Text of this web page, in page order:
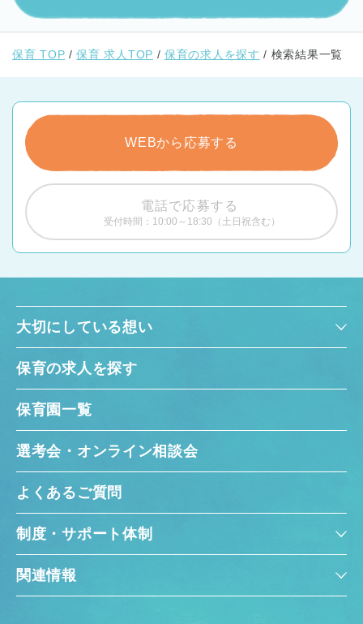
保育 TOP 保育 求人TOP 保育の求人を探す 検索結果一覧
WEBから応募する
電話で応募する
受付時間：10:00～18:30（土日祝含む）
大切にしている想い
保育の求人を探す
保育園一覧
選考会・オンライン相談会
よくあるご質問
制度・サポート体制
関連情報